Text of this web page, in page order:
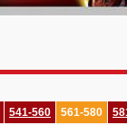
541-560 561-580